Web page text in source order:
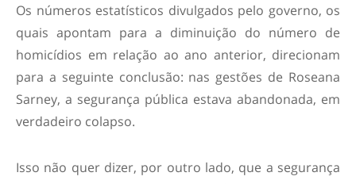
Os números estatísticos divulgados pelo governo, os
quais apontam para a diminuição do número de
homicídios em relação ao ano anterior, direcionam
para a seguinte conclusão: nas gestões de Roseana
Sarney, a segurança pública estava abandonada, em
verdadeiro colapso.
Isso não quer dizer, por outro lado, que a segurança